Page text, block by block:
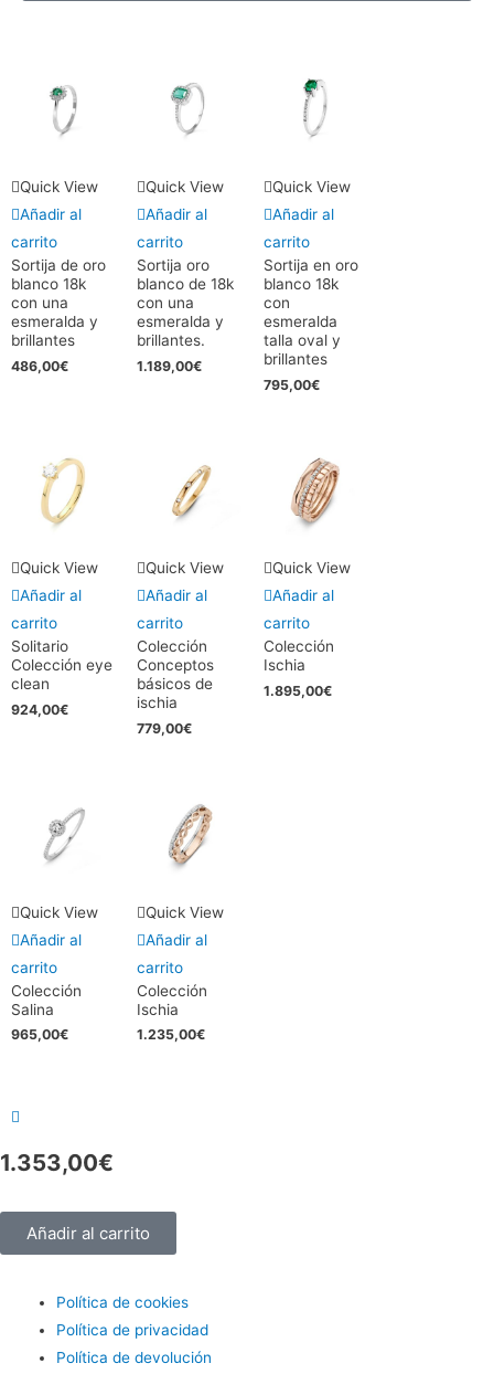
Quick View
Añadir al
carrito
Sortija de oro
blanco 18k
con una
esmeralda y
brillantes
486,00€
Quick View
Añadir al
carrito
Sortija oro
blanco de 18k
con una
esmeralda y
brillantes.
1.189,00€
Quick View
Añadir al
carrito
Sortija en oro
blanco 18k
con
esmeralda
talla oval y
brillantes
795,00€
Quick View
Añadir al
carrito
Solitario
Colección eye
clean
924,00€
Quick View
Añadir al
carrito
Colección
Conceptos
básicos de
ischia
779,00€
Quick View
Añadir al
carrito
Colección
Ischia
1.895,00€
Quick View
Añadir al
carrito
Colección
Salina
965,00€
Quick View
Añadir al
carrito
Colección
Ischia
1.235,00€
1.353,00€
Añadir al carrito
Política de cookies
Política de privacidad
Política de devolución